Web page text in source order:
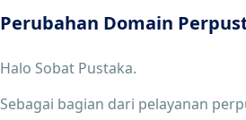
3
Perubahan Domain
Halo Sobat Pustaka.
Sebagai bagian dari pelayanan